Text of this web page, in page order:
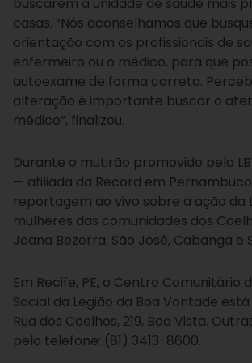
casas. “Nós aconselhamos que
orientação com os profissionais de
enfermeiro ou o médico, para que
autoexame de forma correta.
alteração é importante buscar o
médico”, finalizou.
Durante o mutirão promovido pela
— afiliada da Record em
reportagem ao vivo sobre a ação da
mulheres das comunidades dos
Joana Bezerra, São José, Cabanga e
Em Recife, PE, o Centro Comunitário
Social da Legião da Boa Vontade
Rua dos Coelhos, 219, Boa Vista.
pelo telefone: (81) 3413-8600.